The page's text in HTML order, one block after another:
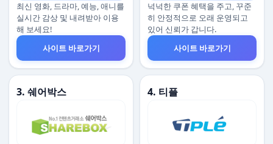
최신 영화, 드라마, 예능, 애니를
실시간 감상 및 내려받아 이용
해 보세요!
사이트 바로가기
넉넉한 쿠폰 혜택을 주고, 꾸준
히 안정적으로 오래 운영되고
있어 신뢰가 갑니다.
사이트 바로가기
3. 쉐어박스 4. 티플